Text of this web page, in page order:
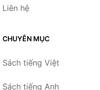
Liên hệ
CHUYÊN MỤC
Sách tiếng Việt
Sách tiếng Anh